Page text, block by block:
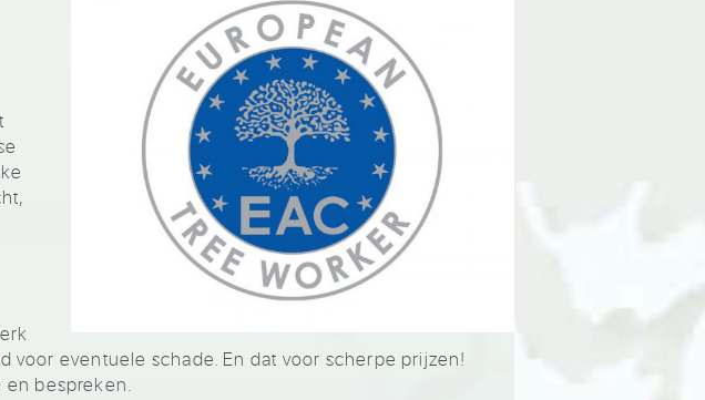
voor eventuele schade. En dat voor scherpe prijzen!
en bespreken.